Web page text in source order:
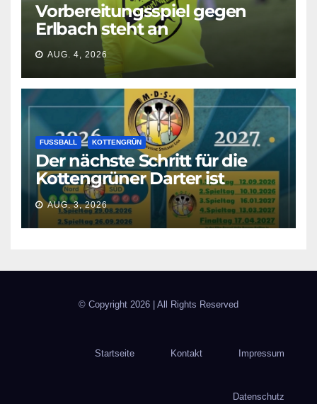
Vorbereitungsspiel gegen
Erlbach steht an
AUG. 4, 2026
FUSSBALL KOTTENGRÜN
Der nächste Schritt für die
Kottengrüner Darter ist
geschafft!
AUG. 3, 2026
© Copyright 2026 | All Rights Reserved
Startseite Kontakt Impressum
Datenschutz